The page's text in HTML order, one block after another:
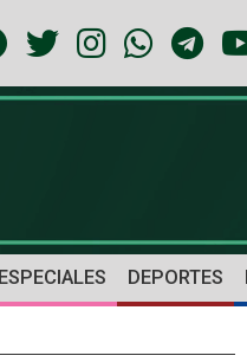
ESPECIALES DEPORTES